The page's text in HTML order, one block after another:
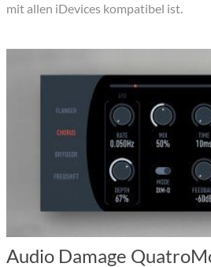
mit allen iDevices kompatibel ist.
Audio Damage